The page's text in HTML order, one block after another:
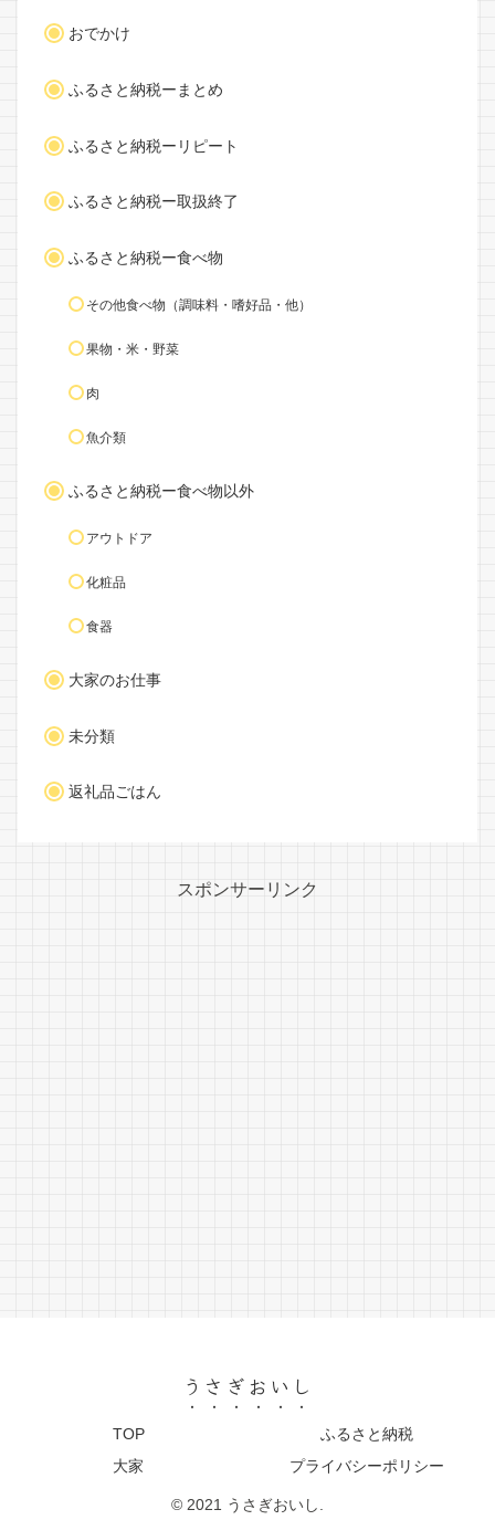
おでかけ
ふるさと納税ーまとめ
ふるさと納税ーリピート
ふるさと納税ー取扱終了
ふるさと納税ー食べ物
その他食べ物（調味料・嗜好品・他）
果物・米・野菜
肉
魚介類
ふるさと納税ー食べ物以外
アウトドア
化粧品
食器
大家のお仕事
未分類
返礼品ごはん
スポンサーリンク
うさぎおいし
TOP
ふるさと納税
大家
プライバシーポリシー
© 2021 うさぎおいし.